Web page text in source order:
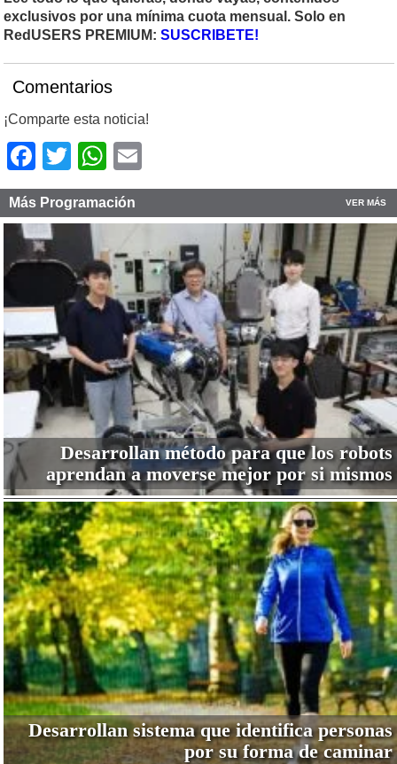
exclusivos por una mínima cuota mensual. Solo en
RedUSERS PREMIUM: SUSCRIBETE!
Comentarios
¡Comparte esta noticia!
Facebook
TwitterWhatsApp
Más Programación VER MÁS
Desarrollan método para que los robots
aprendan a moverse mejor por si mismos
Desarrollan sistema que identifica personas
por su forma de caminar